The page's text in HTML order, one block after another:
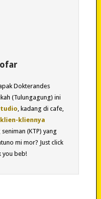
Dokterandes
(Tulungagung) ini
, kadang di cafe,
klien-kliennya
(KTP) yang
mi mor? Just click
you beb!